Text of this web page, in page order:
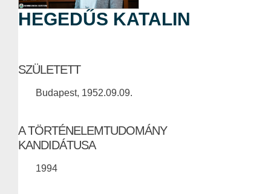
HEGEDŰS KATALIN
SZÜLETETT
Budapest, 1952.09.09.
A TÖRTÉNELEMTUDOMÁNY
KANDIDÁTUSA
1994